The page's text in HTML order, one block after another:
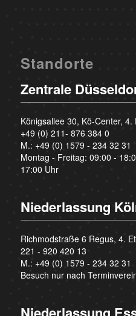
Standorte
Zentrale
Königsallee 30, Kö-Center,
+49 (0) 211- 876 384 0
M.: +49 (0) 1579 - 234 32 31
Montag - Freitag: 09:00 -
17:00 Uhr
Niederlassung
Richmodstraße 6 Regus, 4.
221 - 920 420 13
M.: +49 (0) 1579 - 234 32 31
Besuch nur nach